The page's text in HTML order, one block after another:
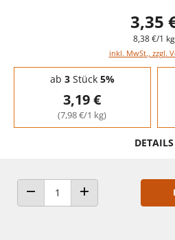
3,35
8,38 €/1 kg
inkl. MwSt., zzgl.
Staffelpreise - Mengenrabatt
ab 3Stück 5%
3,19 €
(7,98 €/1 kg)
DETAILS
ANZAHL VERRINGERNANZAHL ERHÖHEN